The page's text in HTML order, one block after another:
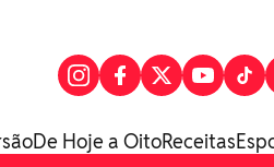
De Hoje a OitoReceitas